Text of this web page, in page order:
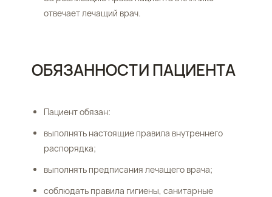
отвечает лечащий врач.
ОБЯЗАННОСТИ ПАЦИЕНТА
Пациент обязан:
выполнять настоящие правила внутреннего
распорядка;
выполнять предписания лечащего врача;
соблюдать правила гигиены, санитарные